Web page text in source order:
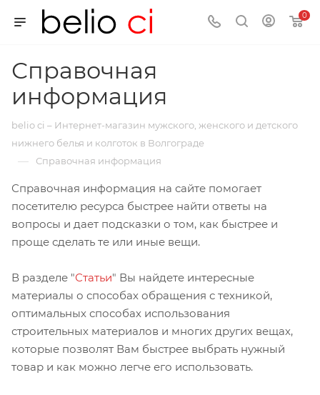
0
Справочная
информация
belio ci – Интернет-магазин мужского, женского и детского
нижнего белья и колготок в Волгограде
— Справочная информация
Справочная информация на сайте помогает
посетителю ресурса быстрее найти ответы на
вопросы и дает подсказки о том, как быстрее и
проще сделать те или иные вещи.
В разделе "Статьи" Вы найдете интересные
материалы о способах обращения с техникой,
оптимальных способах использования
строительных материалов и многих других вещах,
которые позволят Вам быстрее выбрать нужный
товар и как можно легче его использовать.